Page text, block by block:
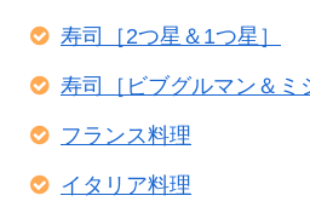
寿司［2つ星＆1つ星］
寿司［ビブグルマン＆ミ
フランス料理
イタリア料理